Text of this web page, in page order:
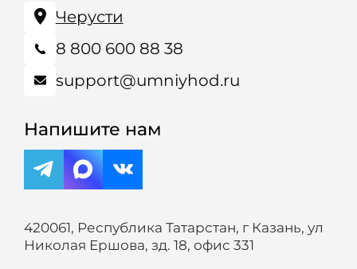
Черусти
8 800 600 88 38
support@umniyhod.ru
Напишите нам
420061, Республика Татарстан, г Казань, ул
Николая Ершова, зд. 18, офис 331